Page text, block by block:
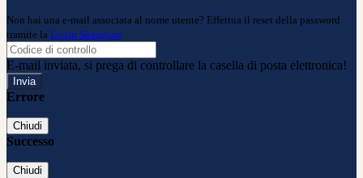
Non hai una e-mail associata al nome utente? Effettua il reset della password
tramite la Login Spaggiari
E-mail inviata, si prega di controllare la casella di posta elettronica!
Errore
Chiudi
Successo
Chiudi